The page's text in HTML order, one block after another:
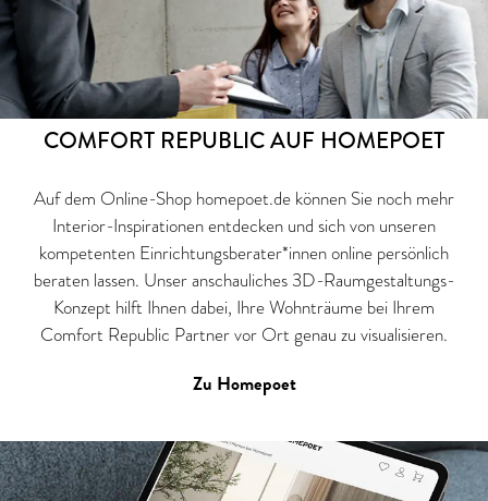
COMFORT REPUBLIC AUF HOMEPOET
Auf dem Online-Shop homepoet.de können Sie noch mehr
Interior-Inspirationen entdecken und sich von unseren
kompetenten Einrichtungsberater*innen online persönlich
beraten lassen. Unser anschauliches 3D-Raumgestaltungs-
Konzept hilft Ihnen dabei, Ihre Wohnträume bei Ihrem
Comfort Republic Partner vor Ort genau zu visualisieren.
Zu Homepoet